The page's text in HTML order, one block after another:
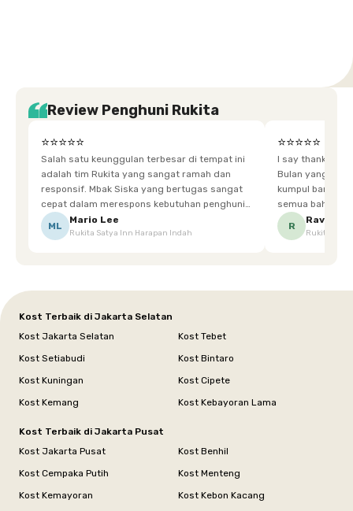
Review Penghuni Rukita
⭐⭐⭐⭐⭐
Salah satu keunggulan terbesar di tempat ini
adalah tim Rukita yang sangat ramah dan
responsif. Mbak Siska yang bertugas sangat
cepat dalam merespons kebutuhan penghuni.
Ketika saya meminta keset karena sempat
terpeleset, permintaan tersebut langsung
ML
Mario Lee
Rukita Satya Inn Harapan Indah
⭐⭐⭐⭐⭐
I say thankyou
Bulan yang super happy! banyak
kumpul bareng
semua bahagia
mgkn saran dari air aja & kebersihan lebih di
R
Ravena
Rukita
Kost Terbaik di Jakarta Selatan
Kost Jakarta Selatan
Kost Tebet
Kost Setiabudi
Kost Bintaro
Kost Kuningan
Kost Cipete
Kost Kemang
Kost Kebayoran Lama
Kost Terbaik di Jakarta Pusat
Kost Jakarta Pusat
Kost Benhil
Kost Cempaka Putih
Kost Menteng
Kost Kemayoran
Kost Kebon Kacang